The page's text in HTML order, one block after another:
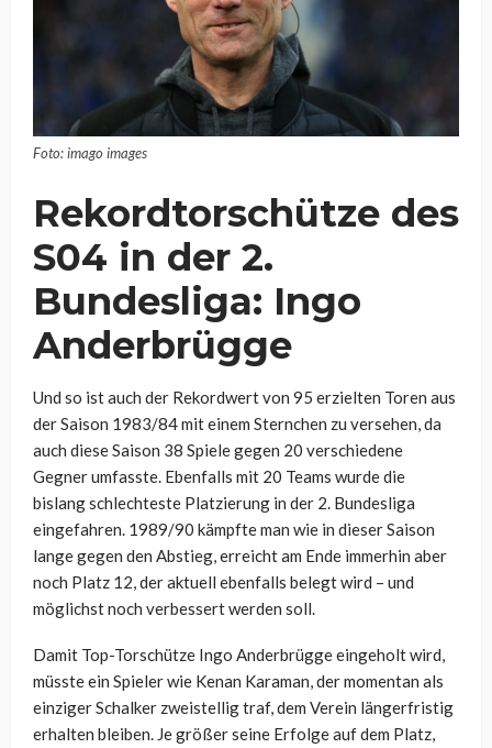
Foto: imago images
Rekordtorschütze des
S04 in der 2.
Bundesliga: Ingo
Anderbrügge
Und so ist auch der Rekordwert von 95 erzielten Toren aus
der Saison 1983/84 mit einem Sternchen zu versehen, da
auch diese Saison 38 Spiele gegen 20 verschiedene
Gegner umfasste. Ebenfalls mit 20 Teams wurde die
bislang schlechteste Platzierung in der 2. Bundesliga
eingefahren. 1989/90 kämpfte man wie in dieser Saison
lange gegen den Abstieg, erreicht am Ende immerhin aber
noch Platz 12, der aktuell ebenfalls belegt wird – und
möglichst noch verbessert werden soll.
Damit Top-Torschütze Ingo Anderbrügge eingeholt wird,
müsste ein Spieler wie Kenan Karaman, der momentan als
einziger Schalker zweistellig traf, dem Verein längerfristig
erhalten bleiben. Je größer seine Erfolge auf dem Platz,